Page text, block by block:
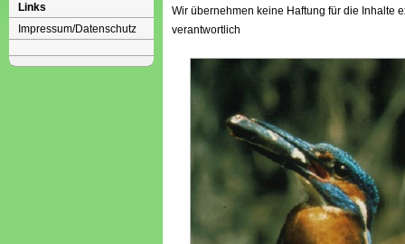
Links
Impressum/Datenschutz
Wir übernehmen keine Haftung für die Inhalte
verantwortlich